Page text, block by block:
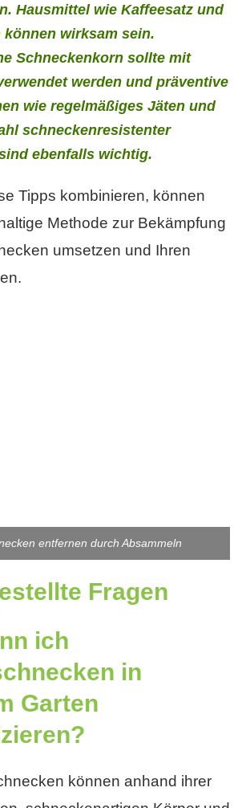
Hausmittel wie Kaffeesatz und
können wirksam sein.
Schneckenkorn sollte mit
werden und präventive
wie regelmäßiges Jäten und
schneckenresistenter
ebenfalls wichtig.
Tipps kombinieren, können
Methode zur Bekämpfung
umsetzen und Ihren
entfernen durch Absammeln
Fragen
ich
in
Garten
können anhand ihrer